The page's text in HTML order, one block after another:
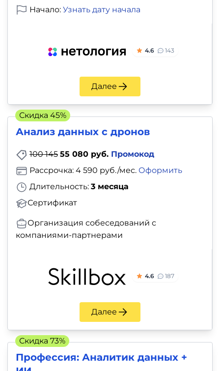
Начало: Узнать дату начала
4.6 143
Далее
Анализ данных с дронов
100 145 55 080 руб. Промокод
Длительность: 3 месяца
Сертификат
Рассрочка: 4 590 руб./мес. Оформить
Организация собеседований с
компаниями-партнерами
4.6 187
Далее
Скидка 45%
Профессия: Аналитик данных +
Скидка 73%